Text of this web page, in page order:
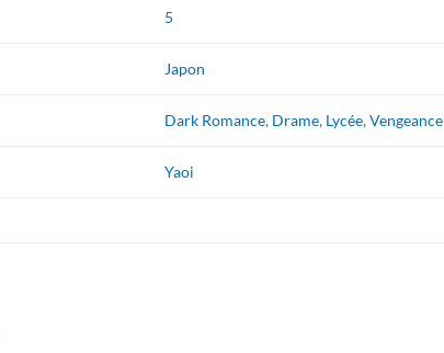
5
Japon
Dark Romance, Drame, Lycée,Vengeance
Yaoi